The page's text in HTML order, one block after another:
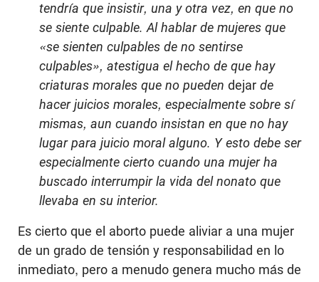
tendría que insistir, una y otra vez, en que no
se siente culpable. Al hablar de mujeres que
«se sienten culpables de no sentirse
culpables», atestigua el hecho de que hay
criaturas morales que no pueden dejar de
hacer juicios morales, especialmente sobre sí
mismas, aun cuando insistan en que no hay
lugar para juicio moral alguno. Y esto debe ser
especialmente cierto cuando una mujer ha
buscado interrumpir la vida del nonato que
llevaba en su interior.
Es cierto que el aborto puede aliviar a una mujer
de un grado de tensión y responsabilidad en lo
inmediato, pero a menudo genera mucho más de